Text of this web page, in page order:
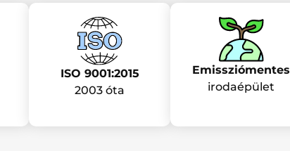
ISO 9001:2015
2003 óta
Emissziómentes
irodaépület